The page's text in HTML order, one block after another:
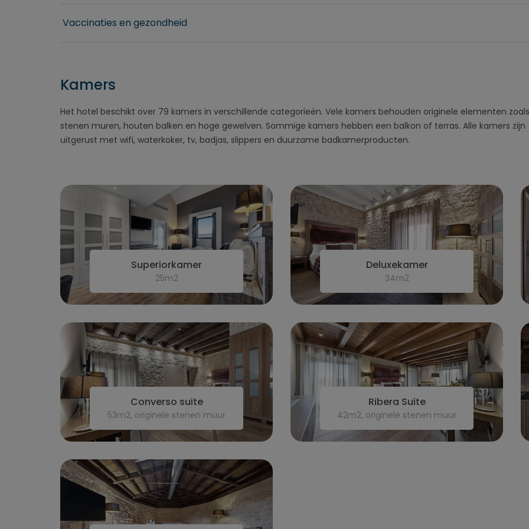
Vaccinaties en gezondheid
Kamers
Het hotel beschikt over 79 kamers in verschillende categorieën. Vele kamers behouden originele elementen zoals
stenen muren, houten balken en hoge gewelven. Sommige kamers hebben een balkon of terras. Alle kamers zijn
uitgerust met wifi, waterkoker, tv, badjas, slippers en duurzame badkamerproducten.
Superiorkamer
25m2
Deluxekamer
34m2
Converso suite
53m2, originele stenen muur
Ribera Suite
42m2, originele stenen muur